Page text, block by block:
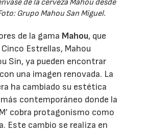
de la cerveza Mahou desde
Grupo Mahou San Miguel.
de la gama Mahou, que
Estrellas, Mahou
Sin, ya pueden encontrar
una imagen renovada. La
ha cambiado su estética
contemporáneo donde la
cobra protagonismo como
Este cambio se realiza en